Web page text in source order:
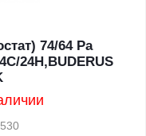
74/64 Pa
24H,BUDERUS